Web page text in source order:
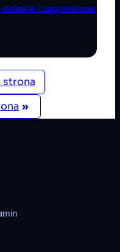
i zagraniczne
strona
»